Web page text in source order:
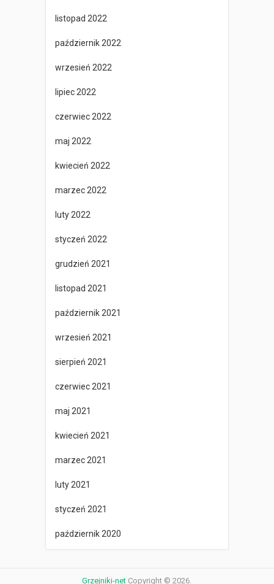
listopad 2022
październik 2022
wrzesień 2022
lipiec 2022
czerwiec 2022
maj 2022
kwiecień 2022
marzec 2022
luty 2022
styczeń 2022
grudzień 2021
listopad 2021
październik 2021
wrzesień 2021
sierpień 2021
czerwiec 2021
maj 2021
kwiecień 2021
marzec 2021
luty 2021
styczeń 2021
październik 2020
Grzejniki-net Copyright © 2026.